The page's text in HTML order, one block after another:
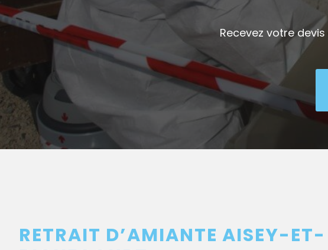
Recevez votre
RETRAIT D’AMIANTE AISEY-ET-